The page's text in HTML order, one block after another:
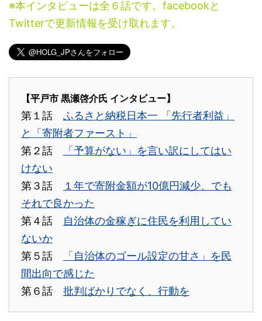
※本インタビューは全６話です。facebookと
Twitterで更新情報を受け取れます。
【平戸市 黒瀬啓介氏 インタビュー】
第１話 ふるさと納税日本一 「先行者利益」
と「寄附者ファースト」
第２話
「予算がない」を言い訳にしてはい
けない
第３話
１年で寄附金額が10億円減少、でも
それで良かった
第４話 自治体の金稼ぎに住民を利用してい
ないか
第５話
「自治体のゴール設定の甘さ」を民
間出向で感じた
第６話 批判ばかりでなく、行動を